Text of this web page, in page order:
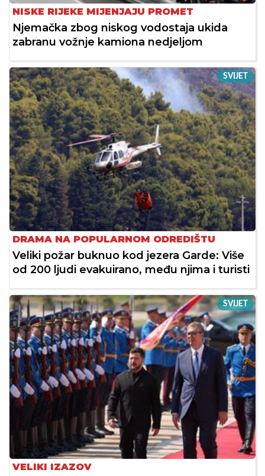
NISKE RIJEKE MIJENJAJU PROMET
Njemačka zbog niskog vodostaja ukida
zabranu vožnje kamiona nedjeljom
SVIJET
DRAMA NA POPULARNOM ODREDIŠTU
Veliki požar buknuo kod jezera Garde: Više
od 200 ljudi evakuirano, među njima i turisti
SVIJET
VELIKI IZAZOV